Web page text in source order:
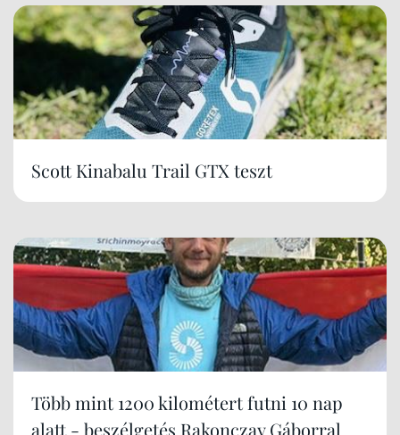
Scott Kinabalu Trail GTX teszt
Több mint 1200 kilométert futni 10 nap
alatt - beszélgetés Rakonczay Gáborral